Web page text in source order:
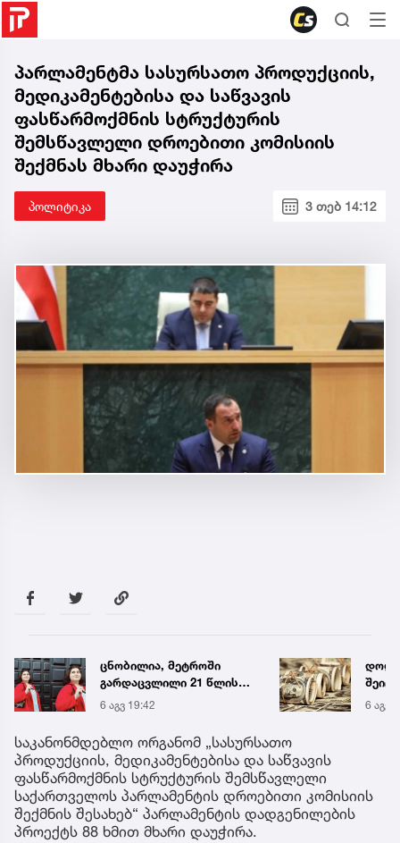
პარლამენტმა სასურსათო პროდუქციის,
მედიკამენტებისა და საწვავის
ფასწარმოქმნის სტრუქტურის
შემსწავლელი დროებითი კომისიის
შექმნას მხარი დაუჭირა
პოლიტიკა 3 თებ 14:12
ცნობილია, მეტროში
გარდაცვლილი 21 წლის
მარიამ ტყემალაძის
ექსპერტიზის დასკვნა
6 აგვ 19:42 6 აგვ
საკანონმდებლო ორგანომ „სასურსათო
პროდუქციის, მედიკამენტებისა და საწვავის
ფასწარმოქმნის სტრუქტურის შემსწავლელი
საქართველოს პარლამენტის დროებითი კომისიის
შექმნის შესახებ“ პარლამენტის დადგენილების
პროექტს 88 ხმით მხარი დაუჭირა.